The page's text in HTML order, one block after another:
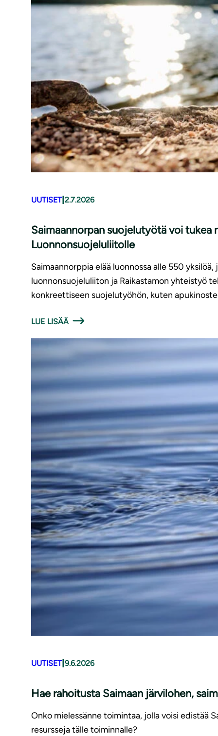
UUTISET| 2.7.2026
Saimaannorpan suojelutyötä voi tukea
Luonnonsuojeluliitolle
Saimaannorppia elää luonnossa alle 550
luonnonsuojeluliiton ja Raikastamon yhteistyö
konkreettiseen suojelutyöhön, kuten
LUE LISÄÄ
UUTISET| 9.6.2026
Hae rahoitusta Saimaan järvilohen,
Onko mielessänne toimintaa, jolla voisi edistää
resursseja tälle toiminnalle?